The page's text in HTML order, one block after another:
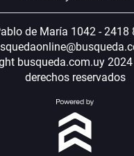
de María 1042 - 2418
busqueda.com.uy
derechos reservados